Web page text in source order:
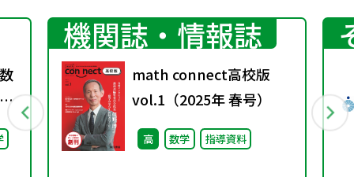
機関誌・情報誌
math connect高校版
vol.1（2025年 春号）
高 数学 指導資料